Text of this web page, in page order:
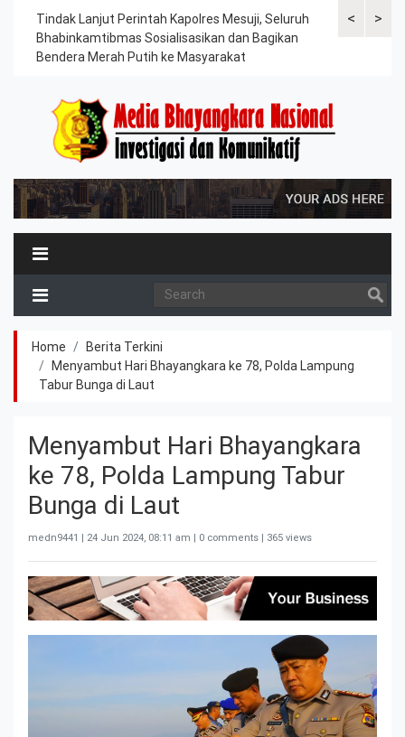
<
Tindak Lanjut Perintah Kapolres Mesuji, Seluruh
Bhabinkamtibmas Sosialisasikan dan Bagikan
Bendera Merah Putih ke Masyarakat
Sat Lantas
>
Home
Berita Terkini
Menyambut Hari Bhayangkara ke 78, Polda Lampung
Tabur Bunga di Laut
Menyambut Hari Bhayangkara
ke 78, Polda Lampung Tabur
Bunga di Laut
medn9441 | 24 Jun 2024, 08:11 am | 0 comments | 365 views